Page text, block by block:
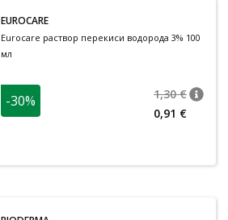
EUROCARE
Eurocare раствор перекиси водорода 3% 100
мл
-30% 1,30 €
0,91 €